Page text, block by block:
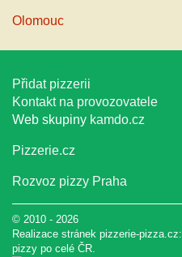
Olomouc
Přidat pizzerii
Kontakt na provozovatele
Web skupiny kamdo.cz
Pizzerie.cz
Rozvoz pizzy Praha
© 2010 - 2026
Realizace stránek pizzerie-pizza.cz:
pizzy po celé ČR.